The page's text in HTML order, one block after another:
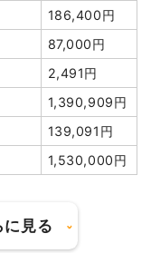
100,000円
25,000円
2,000円
8,000円
15,000円
0円
216,720円
186,400円
87,000円
2,491円
1,390,909円
139,091円
1,530,000円
見る